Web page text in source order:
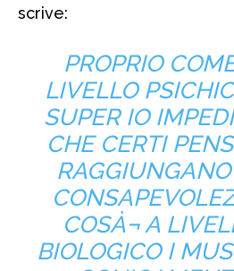
scrive:
PROPRIO
LIVELLO
SUPER IO
CHE CERTI
COSÀ¬ A
BIOLOGICO I